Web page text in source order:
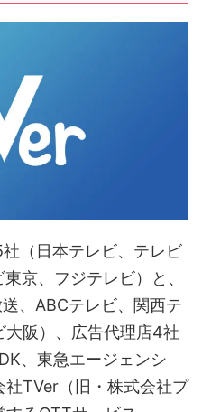
（日本テレビ、テレビ
京、フジテレビ）と、
、ABCテレビ、関西テ
大阪）、広告代理店4社
、東急エージェンシ
TVer（旧・株式会社プ